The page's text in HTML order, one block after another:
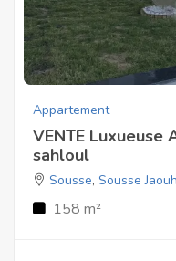
Appartement
VENTE Luxueuse
sahloul
Sousse, Sousse
158 m²